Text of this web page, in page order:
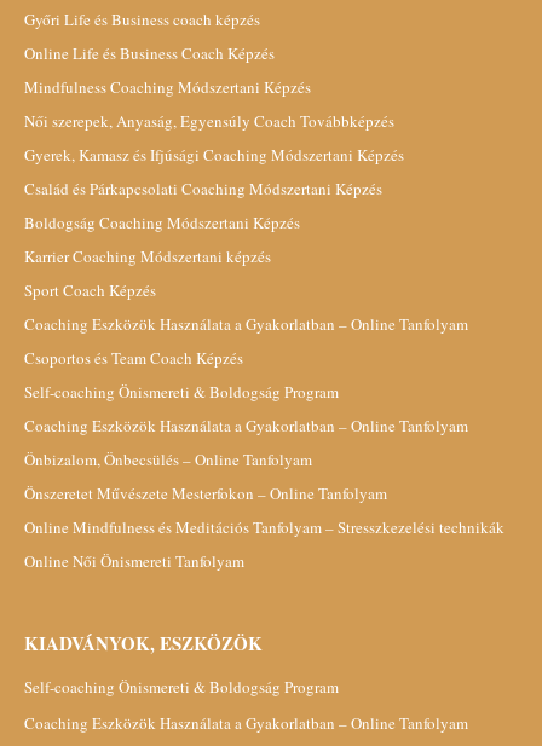
Győri Life és Business coach képzés
Online Life és Business Coach Képzés
Mindfulness Coaching Módszertani Képzés
Női szerepek, Anyaság, Egyensúly Coach Továbbképzés
Gyerek, Kamasz és Ifjúsági Coaching Módszertani Képzés
Család és Párkapcsolati Coaching Módszertani Képzés
Boldogság Coaching Módszertani Képzés
Karrier Coaching Módszertani képzés
Sport Coach Képzés
Coaching Eszközök Használata a Gyakorlatban – Online Tanfolyam
Csoportos és Team Coach Képzés
Self-coaching Önismereti & Boldogság Program
Coaching Eszközök Használata a Gyakorlatban – Online Tanfolyam
Önbizalom, Önbecsülés – Online Tanfolyam
Önszeretet Művészete Mesterfokon – Online Tanfolyam
Online Mindfulness és Meditációs Tanfolyam – Stresszkezelési technikák
Online Női Önismereti Tanfolyam
KIADVÁNYOK, ESZKÖZÖK
Self-coaching Önismereti & Boldogság Program
Coaching Eszközök Használata a Gyakorlatban – Online Tanfolyam